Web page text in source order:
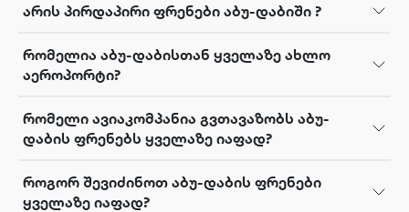
არის პირდაპირი ფრენები აბუ-დაბიში ?
რომელია აბუ-დაბისთან ყველაზე ახლო
აეროპორტი?
რომელი ავიაკომპანია გვთავაზობს აბუ-
დაბის ფრენებს ყველაზე იაფად?
როგორ შევიძინოთ აბუ-დაბის ფრენები
ყველაზე იაფად?